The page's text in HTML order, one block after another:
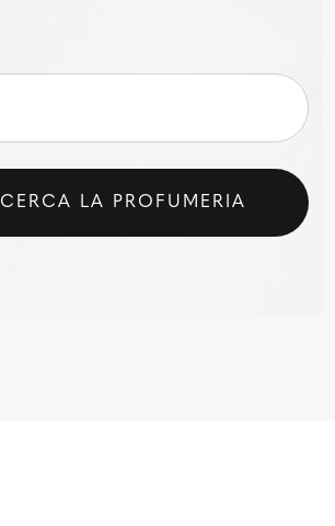
CERCA LA PROFUMERIA